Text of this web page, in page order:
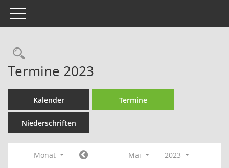
Toggle navigation
Rechercheauswahl
Termine 2023
Kalender Termine
Niederschriften
Monat Mai
2023